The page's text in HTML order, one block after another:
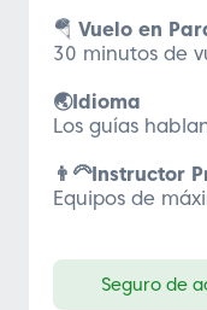
🪂 Vuelo en
30 minutos de
🌏Idioma
Los guías
👨‍🦳Instructor
Equipos de
Seguro de